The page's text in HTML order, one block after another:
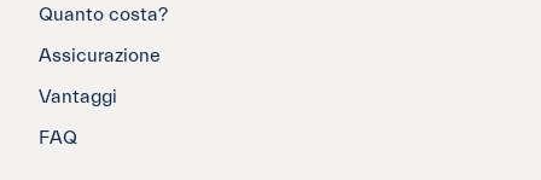
Quanto costa?
Assicurazione
Vantaggi
FAQ